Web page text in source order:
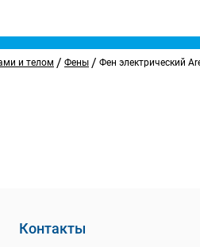
и телом / Фены / Фен электрический
Контакты